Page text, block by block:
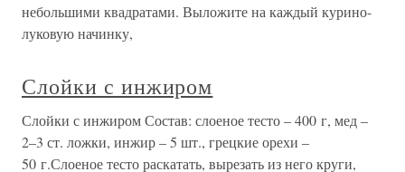
небольшими квадратами. Выложите на каждый курино-
луковую начинку,
Слойки с инжиром
Слойки с инжиром Состав: слоеное тесто – 400 г, мед –
2–3 ст. ложки, инжир – 5 шт., грецкие орехи –
50 г.Слоеное тесто раскатать, вырезать из него круги,